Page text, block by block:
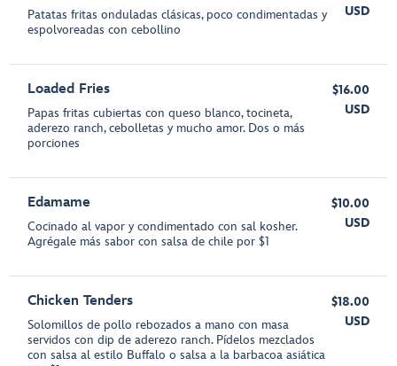
Patatas fritas onduladas clásicas, poco condimentadas y
espolvoreadas con cebollino
USD
Loaded Fries
Papas fritas cubiertas con queso blanco, tocineta,
aderezo ranch, cebolletas y mucho amor. Dos o más
porciones
$16.00
USD
Edamame
Cocinado al vapor y condimentado con sal kosher.
Agrégale más sabor con salsa de chile por $1
$10.00
USD
Chicken Tenders
Solomillos de pollo rebozados a mano con masa
servidos con dip de aderezo ranch. Pídelos mezclados
con salsa al estilo Buffalo o salsa a la barbacoa asiática
$18.00
USD